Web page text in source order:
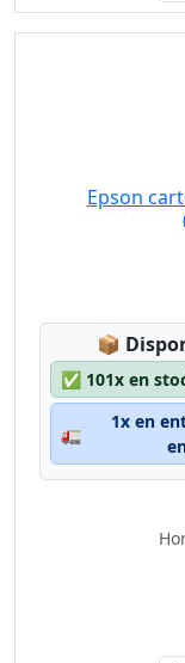
Epson
📦
✅ 101x en
🚛
1x en